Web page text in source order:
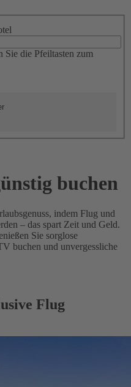
Sie die Pfeiltasten zum
buchen
indem Flug und
– das spart Zeit und Geld.
Sie sorglose
buchen und unvergessliche
Flug